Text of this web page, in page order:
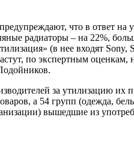
что в ответ
радиаторы – на 22%,
(в нее входят
по экспертным
за утилизацию
а 54 групп (одежда,
вышедшие из